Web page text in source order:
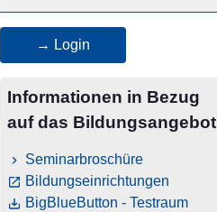
→ Login
Informationen in Bezug
auf das Bildungsangebot
Seminarbroschüre
Bildungseinrichtungen
BigBlueButton - Testraum